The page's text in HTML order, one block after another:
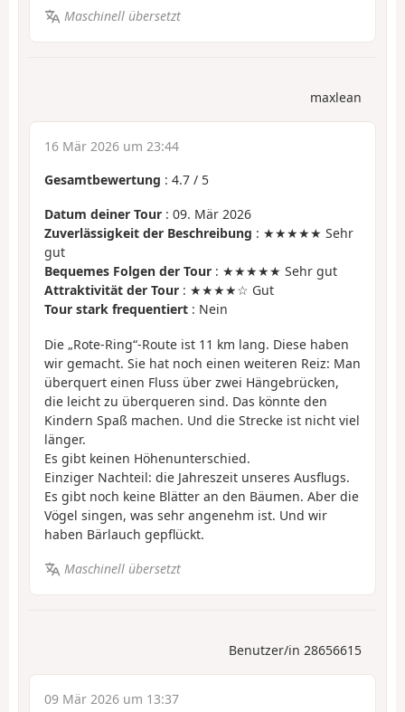
Maschinell übersetzt
maxlean
16 Mär 2026 um 23:44
Gesamtbewertung : 4.7 / 5
Datum deiner Tour : 09. Mär 2026
Zuverlässigkeit der Beschreibung : ★★★★★ Sehr
gut
Bequemes Folgen der Tour : ★★★★★ Sehr gut
Attraktivität der Tour : ★★★★☆ Gut
Tour stark frequentiert : Nein
Die „Rote-Ring“-Route ist 11 km lang. Diese haben
wir gemacht. Sie hat noch einen weiteren Reiz: Man
überquert einen Fluss über zwei Hängebrücken,
die leicht zu überqueren sind. Das könnte den
Kindern Spaß machen. Und die Strecke ist nicht viel
länger.
Es gibt keinen Höhenunterschied.
Einziger Nachteil: die Jahreszeit unseres Ausflugs.
Es gibt noch keine Blätter an den Bäumen. Aber die
Vögel singen, was sehr angenehm ist. Und wir
haben Bärlauch gepflückt.
Maschinell übersetzt
Benutzer/in 28656615
09 Mär 2026 um 13:37